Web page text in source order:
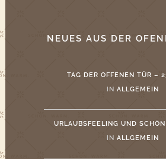
NEUES AUS DER
TAG DER OFFENEN TÜR –
IN ALLGEMEIN
URLAUBSFEELING UND
IN ALLGEMEIN